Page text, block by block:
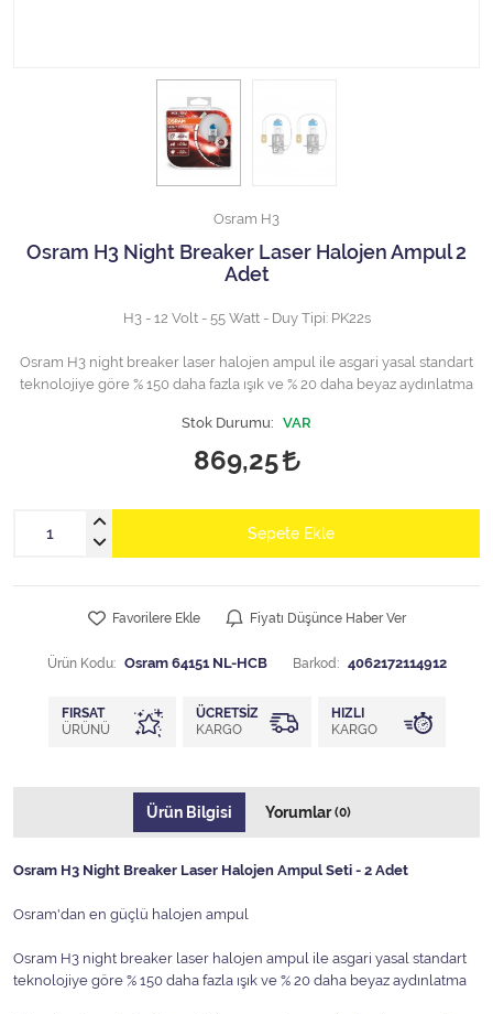
Osram H3
Osram H3 Night Breaker Laser Halojen Ampul 2
Adet
H3 - 12 Volt - 55 Watt - Duy Tipi: PK22s
Osram H3 night breaker laser halojen ampul ile asgari yasal standart
teknolojiye göre % 150 daha fazla ışık ve % 20 daha beyaz aydınlatma
Stok Durumu: VAR
869,25
Sepete Ekle
Favorilere Ekle Fiyatı Düşünce Haber Ver
Ürün Kodu: Osram 64151 NL-HCB Barkod: 4062172114912
FIRSAT
ÜRÜNÜ
ÜCRETSIZ
KARGO
HIZLI
KARGO
Ürün Bilgisi Yorumlar(0)
Osram H3 Night Breaker Laser Halojen Ampul Seti - 2 Adet
Osram'dan en güçlü halojen ampul
Osram H3 night breaker laser halojen ampul ile asgari yasal standart
teknolojiye göre % 150 daha fazla ışık ve % 20 daha beyaz aydınlatma